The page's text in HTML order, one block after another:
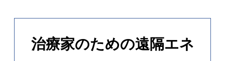
治療家のための遠隔エネ